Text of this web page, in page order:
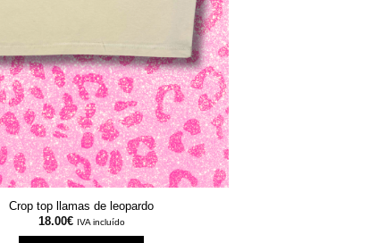
Crop top llamas de leopardo
18.00€ IVA incluído